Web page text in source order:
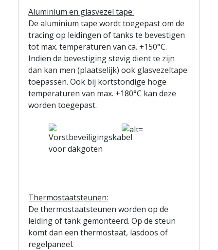
Aluminium en glasvezel tape:
De aluminium tape wordt toegepast om de
tracing op leidingen of tanks te bevestigen
tot max. temperaturen van ca. +150°C.
Indien de bevestiging stevig dient te zijn
dan kan men (plaatselijk) ook glasvezeltape
toepassen. Ook bij kortstondige hoge
temperaturen van max. +180°C kan deze
worden toegepast.
Thermostaatsteunen:
De thermostaatsteunen worden op de
leiding of tank gemonteerd. Op de steun
komt dan een thermostaat, lasdoos of
regelpaneel.